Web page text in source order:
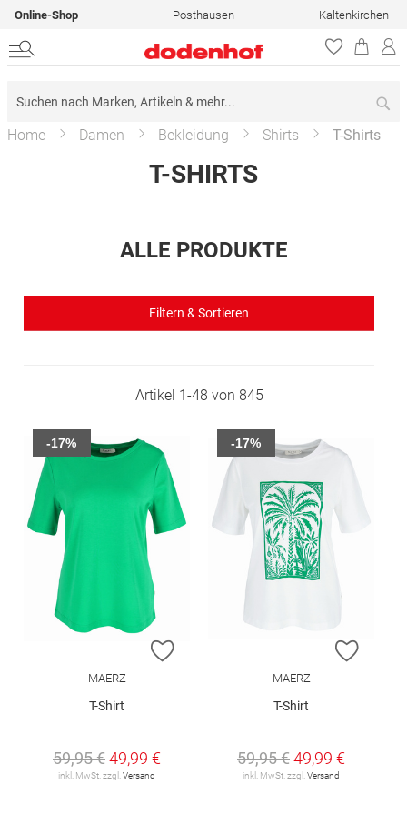
Online-Shop Posthausen Kaltenkirchen
Home Damen Bekleidung Shirts T-Shirts
T-SHIRTS
ALLE PRODUKTE
Filtern & Sortieren
Artikel 1-48 von 845
ZUR WUNSCHLISTE HINZUFÜGEN
MAERZ
T-Shirt
59,95 €49,99 €
inkl. MwSt. zzgl. Versand
-17%
ZUR
MAERZ
T-Shirt
59,95 €49,99 €
inkl. MwSt. zzgl. Versand
-17%